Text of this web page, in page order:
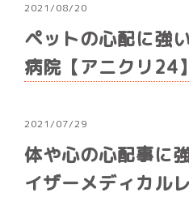
2021/08/20
ペットの心配に強
病院【アニクリ24
2021/07/29
体や心の心配事に
イザーメディカル